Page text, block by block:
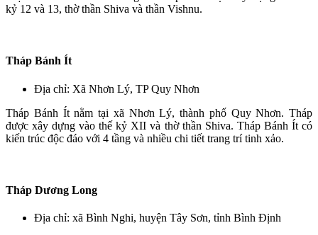
kỷ 12 và 13, thờ thần Shiva và thần Vishnu.
Tháp Bánh Ít
Địa chỉ: Xã Nhơn Lý, TP Quy Nhơn
Tháp Bánh Ít nằm tại xã Nhơn Lý, thành phố Quy Nhơn. Tháp
được xây dựng vào thế kỷ XII và thờ thần Shiva. Tháp Bánh Ít có
kiến trúc độc đáo với 4 tầng và nhiều chi tiết trang trí tinh xảo.
Tháp Dương Long
Địa chỉ: xã Bình Nghi, huyện Tây Sơn, tỉnh Bình Định